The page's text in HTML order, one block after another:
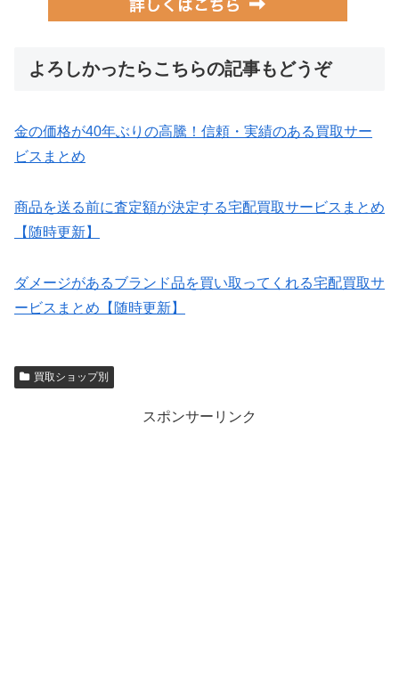
よろしかったらこちらの記事もどうぞ
金の価格が40年ぶりの高騰！信頼・実績のある買取サー
ビスまとめ
商品を送る前に査定額が決定する宅配買取サービスまとめ
【随時更新】
ダメージがあるブランド品を買い取ってくれる宅配買取サ
ービスまとめ【随時更新】
買取ショップ別
スポンサーリンク